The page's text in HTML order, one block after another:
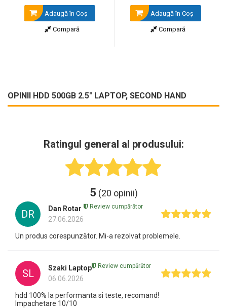
Adaugă în Coş
Compară
Adaugă în Coş
Compară
OPINII HDD 500GB 2.5" LAPTOP, SECOND HAND
Ratingul general al produsului:
5 (20 opinii)
DR
Dan Rotar
27.06.2026
Review cumpărător
Un produs corespunzător. Mi-a rezolvat problemele.
SL
Szaki Laptop
06.06.2026
Review cumpărător
hdd 100% la performanta si teste, recomand!
Impachetare 10/10